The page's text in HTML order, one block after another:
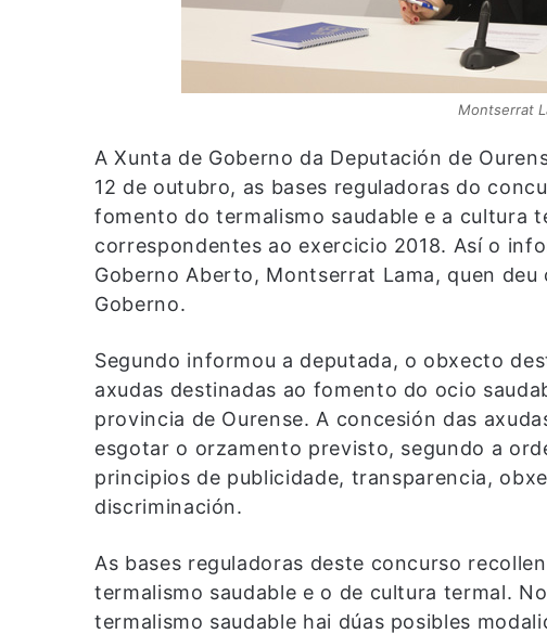
Montserrat
A Xunta de Goberno da Deputación de
12 de outubro, as bases reguladoras do
fomento do termalismo saudable e a cultura
correspondentes ao exercicio 2018. Así o
Goberno Aberto, Montserrat Lama, quen
Goberno.
Segundo informou a deputada, o obxecto
axudas destinadas ao fomento do ocio
provincia de Ourense. A concesión das
esgotar o orzamento previsto, segundo a
principios de publicidade, transparencia,
discriminación.
As bases reguladoras deste concurso
termalismo saudable e o de cultura termal.
termalismo saudable hai dúas posibles